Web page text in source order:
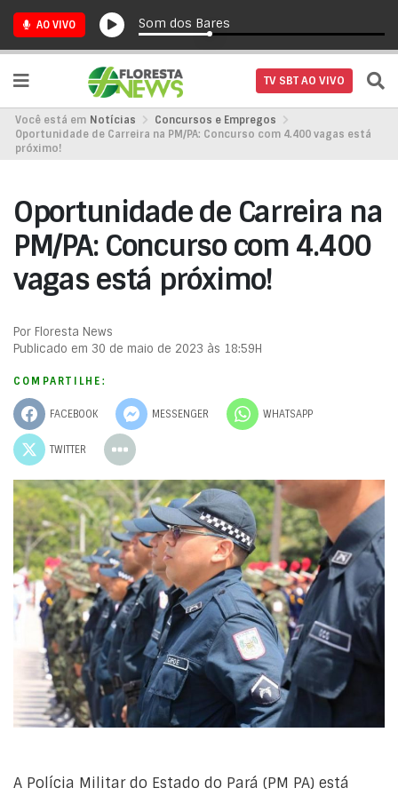
AO VIVO Som dos Bares
TV SBT AO VIVO
Você está em Notícias
Concursos e Empregos
Oportunidade de Carreira na PM/PA: Concurso com 4.400 vagas está
próximo!
Oportunidade de Carreira na
PM/PA: Concurso com 4.400
vagas está próximo!
Por Floresta News
Publicado em 30 de maio de 2023 às 18:59H
COMPARTILHE:
FACEBOOK MESSENGER WHATSAPP
TWITTER
A Polícia Militar do Estado do Pará (PM PA) está